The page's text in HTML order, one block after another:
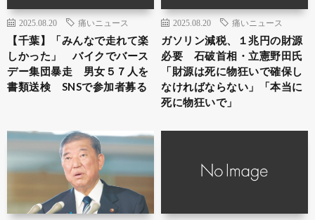
2025.08.20 痛いニュース
【千葉】「みんなで走れて楽
しかった」 バイクでバース
デー集団暴走 男女５７人を
書類送検 SNSで参加者募る
2025.08.20 痛いニュース
ガソリン減税、１兆円の財源
必要 石破首相・立憲野田氏
「財源は死に物狂いで確保し
なければならない」「本当に
死に物狂いで」